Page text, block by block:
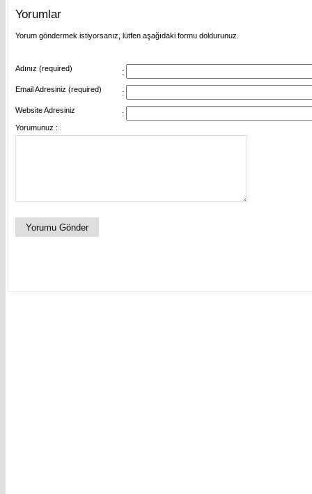
Yorumlar
Yorum göndermek istiyorsanız, lütfen aşağıdaki formu doldurunuz.
Adınız (required) :
Email Adresiniz (required) :
Website Adresiniz
:
Yorumunuz :